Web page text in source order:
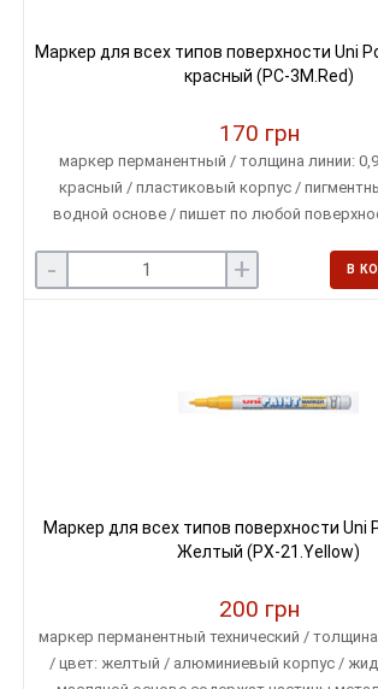
Маркер для всех типов поверхности Uni
красный (PC-3M.Red)
170 грн
маркер перманентный / толщина линии:
красный / пластиковый корпус /
водной основе / пишет по любой
- + В
Маркер для всех типов поверхности Uni
Желтый (PX-21.Yellow)
200 грн
маркер перманентный технический /
/ цвет: желтый / алюминиевый корпус /